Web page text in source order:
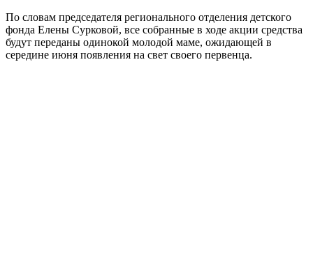
По словам председателя регионального отделения детского
фонда Елены Сурковой, все собранные в ходе акции средства
будут переданы одинокой молодой маме, ожидающей в
середине июня появления на свет своего первенца.